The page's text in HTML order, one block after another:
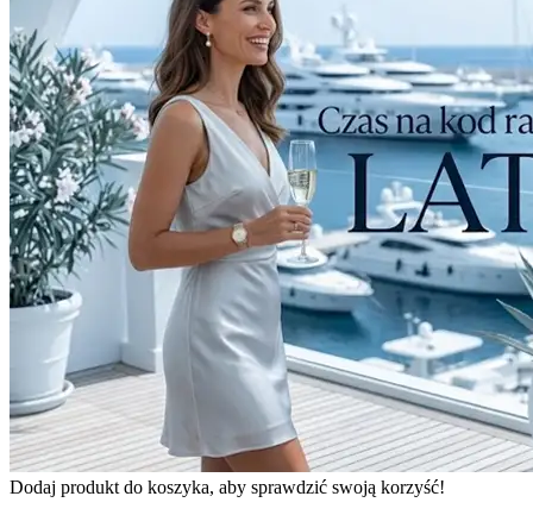
Dodaj produkt do koszyka, aby sprawdzić swoją korzyść!